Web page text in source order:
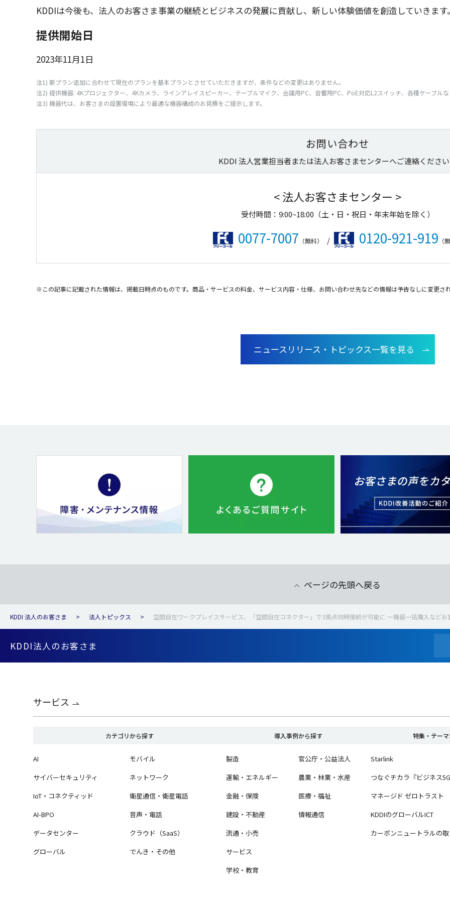
KDDIは今後も、 法人のお客さま事業の継続と ビジネスの発展に貢献し、新しい体験価値を創造 していきます。
提供開始日
2023年11月1日
注1) 新プラン追加に合わせて現在のプランを基本プランとさせていただきますが、 条件などの変更はありません。
注2) 提供機器: 4Kプロジェクター、4Kカメラ、 ラインアレイスピーカー、 テーブルマイク、 会議用PC、 音響用PC、PoE対応L2スイッチ、 各種ケーブルな
注3) 機器代は、お客さまの設置環境により最適な機器構成のお見積をご提示します。
お問い合わせ
KDDI 法人営業担当者または法人お客さまセンターへご連絡ください
< 法人お客さまセンター >
受付時間：9:00~18:00（土・日・祝日・年末年始を除く）
0077-7007 （無料） / 0120-921-919 （
※この記事に記載された情報は、掲載日時点のものです。商品・サービスの料金、サービス内容・仕様、お問い合わせ先などの情報は予告なしに変更さ
ニュースリリース・トピックス一覧を見る
ページの先頭へ戻る
KDDI 法人のお客さま 法人トピックス 空間自在ワークプレイスサービス、「空間自在コネクター」で3拠点同時接続が可能に ～機器一括購入など
KDDI法人のお客さま
サービス
カテゴリから探す
AI
サイバーセキュリティ
IoT・コネクティッド
AI-BPO
データセンター
グローバル
モバイル
ネットワーク
衛星通信・衛星電話
音声・電話
クラウド（SaaS）
でんき・その他
導入事例から探す
製造
運輸・エネルギー
金融・保険
建設・不動産
流通・小売
サービス
学校・教育
官公庁・公益法人
農業・林業・水産
医療・福祉
情報通信
特集・テー
Starlink
つなぐチカラ『ビジネス5G
マネージド ゼロトラスト
KDDIのグローバルICT
カーボンニュートラルの